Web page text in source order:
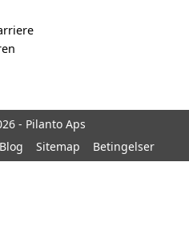
- Pilanto Aps
Blog Sitemap Betingelser